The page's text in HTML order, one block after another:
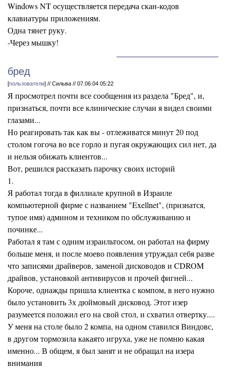
Windows NT осуществляется передача скан-кодов
клавиатуры приложениям.
Одна тянет руку.
-Через мышку!
бред
[пользователи] // Сильва // 07.06.04 05:22
Я просмотрел почти все сообщения из раздела "Бред", и,
признаться, почти все клинические случаи я видел своими
глазами...
Но реагировать так как вы - отлеживатся минут 20 под
столом гогоча во все горло и пугая окружающих сил нет, да
и нельзя обижать клиентов...
Вот, решился рассказать парочку своих историй
1.
Я работал тогда в филлиале крупной в Израиле
компьютерной фирме с названием "Exellnet", (признатся,
тупое имя) админом и техником по обслуживанию и
починке...
Работал я там с одним израильтосом, он работал на фирму
больше меня, и после моево появления утруждал себя разве
что записями драйверов, заменой дисководов и CDROM
драйвов, установкой антивирусов и прочей фигней...
Короче, однажды пришла клиентка с компом, в него нужно
было установить 3х дюймовый дисковод. Этот изер
разумеется положил его на свой стол, и схватил отвертку....
У меня на столе было 2 компа, на одном ставился Виндовс,
в другом тормозила какаято игруха, уже не помню какая
именно... В общем, я был занят и не обращал на изера
внимания